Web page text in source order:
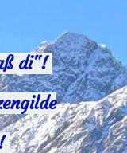
di"!